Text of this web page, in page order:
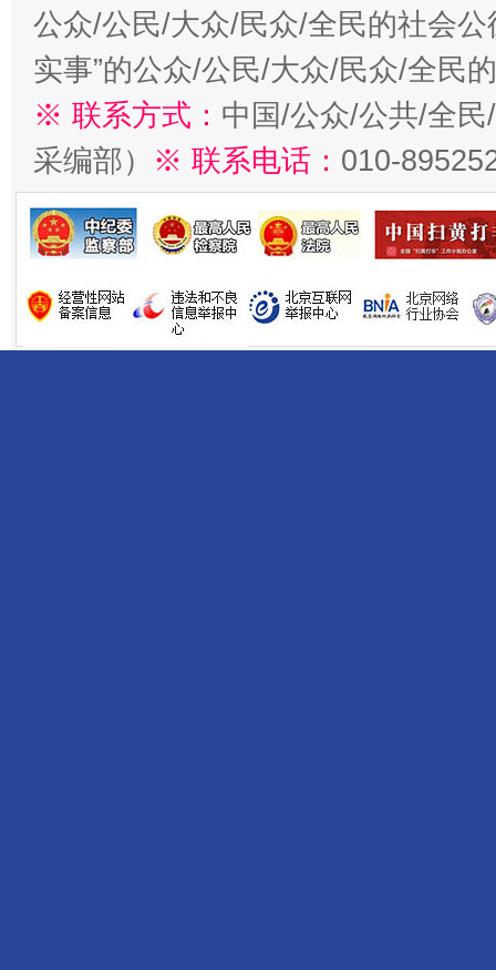
公众/公民/大众/民众/全民的社会公
实事”的公众/公民/大众/民众/全民
※ 联系方式： 中国/公众/公共/全
采编部） ※ 联系电话： 010-